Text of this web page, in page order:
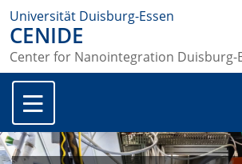
Universität Duisburg-Essen
CENIDE
Center for Nanointegration Duisburg-